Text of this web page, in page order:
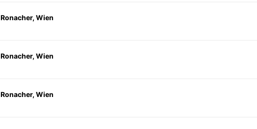
Ronacher, Wien
Ronacher, Wien
Ronacher, Wien